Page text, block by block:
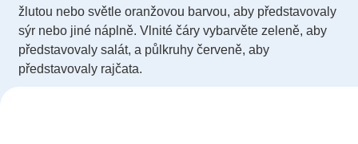
žlutou nebo světle oranžovou barvou, aby představovaly
sýr nebo jiné náplně. Vlnité čáry vybarvěte zeleně, aby
představovaly salát, a půlkruhy červeně, aby
představovaly rajčata.